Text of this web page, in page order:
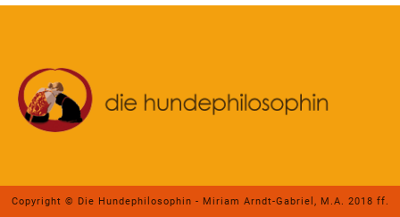
Copyright © Die Hundephilosophin - Miriam Arndt-Gabriel, M.A. 2018 ff.